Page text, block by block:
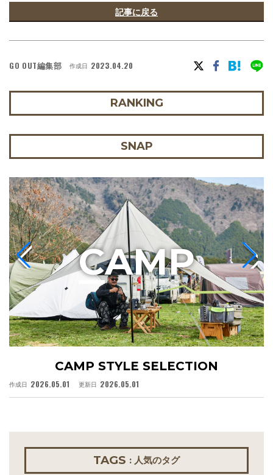
記事に戻る
GO OUT編集部 作成日 2023.04.20
RANKING
SNAP
CAMP STYLE SELECTION
作成日 2026.05.01 更新日 2026.05.01
CAMP
TAGS : 人気のタグ